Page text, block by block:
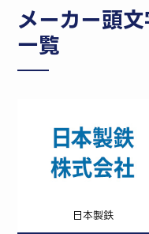
メーカー頭
一覧
日本製鉄